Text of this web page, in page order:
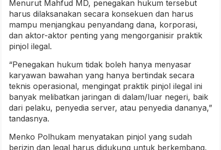
Menurut Mahfud MD, penegakan hukum tersebut
harus dilaksanakan secara konsekuen dan harus
mampu menjangkau penyandang dana, korporasi,
dan aktor-aktor penting yang mengorganisir praktik
pinjol ilegal.
“Penegakan hukum tidak boleh hanya menyasar
karyawan bawahan yang hanya bertindak secara
teknis operasional, mengingat praktik pinjol ilegal ini
banyak melibatkan jaringan di dalam/luar negeri, baik
dari pelaku, penyedia server, atau penyedia dananya,”
tandasnya.
Menko Polhukam menyatakan pinjol yang sudah
berizin dan legal harus didukung untuk berkembang.